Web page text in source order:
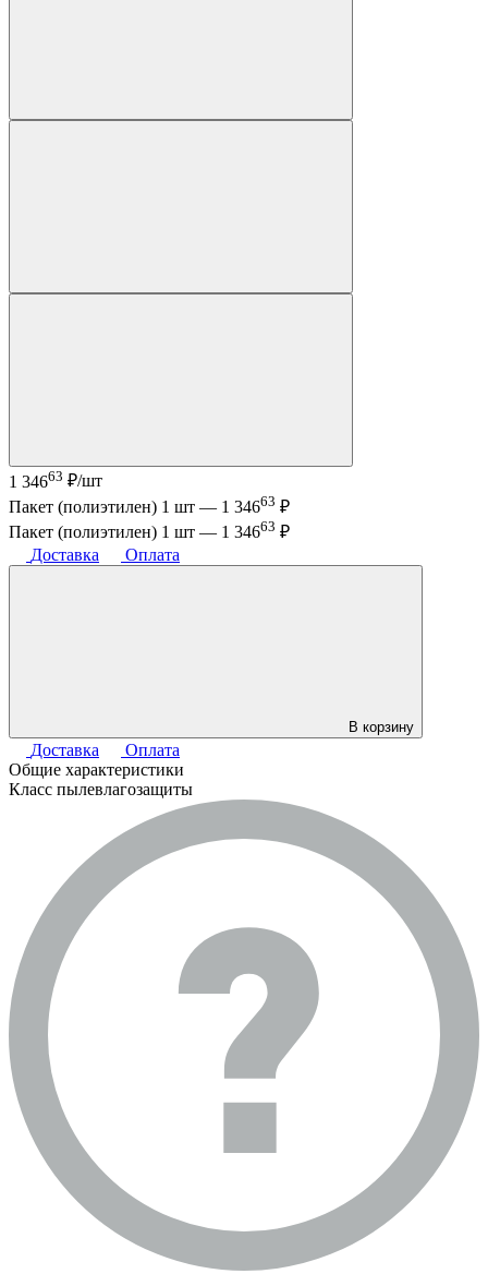
1 34663 ₽/шт
Пакет (полиэтилен) 1 шт — 1 34663 ₽
Пакет (полиэтилен) 1 шт — 1 34663 ₽
Доставка
Оплата
В корзину
Доставка
Оплата
Общие характеристики
Класс пылевлагозащиты